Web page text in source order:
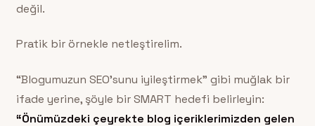
değil.
Pratik bir örnekle netleştirelim.
“Blogumuzun SEO’sunu iyileştirmek” gibi muğlak bir
ifade yerine, şöyle bir SMART hedefi belirleyin:
“Önümüzdeki çeyrekte blog içeriklerimizden gelen